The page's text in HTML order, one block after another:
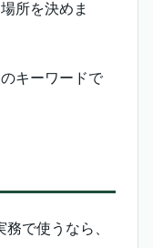
所を決めま
キーワードで
で使うなら、